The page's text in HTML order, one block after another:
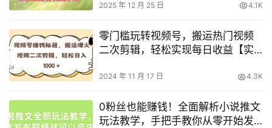
2025 年 12 月 25 日 4.1K
零门槛玩转视频号，搬运热门视频
二次剪辑，轻松实现每日收益【实
2024 年 11 月 17 日 4.3K
0粉丝也能赚钱！全面解析小说推文
玩法教学，手把手教你从零开始发